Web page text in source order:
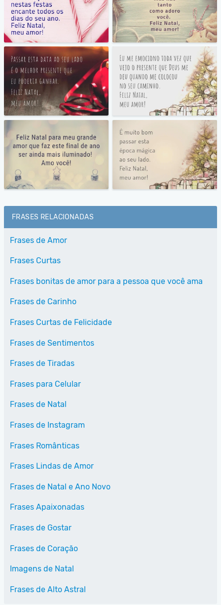
FRASES RELACIONADAS
Frases de Amor
Frases Curtas
Frases bonitas de amor para a pessoa que você ama
Frases de Carinho
Frases Curtas de Felicidade
Frases de Sentimentos
Frases de Tiradas
Frases para Celular
Frases de Natal
Frases de Instagram
Frases Românticas
Frases Lindas de Amor
Frases de Natal e Ano Novo
Frases Apaixonadas
Frases de Gostar
Frases de Coração
Imagens de Natal
Frases de Alto Astral